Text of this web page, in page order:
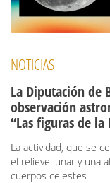
NOTICIAS
La Diputación de
observación
“Las figuras de la
La actividad, que se
el relieve lunar y una
cuerpos celestes